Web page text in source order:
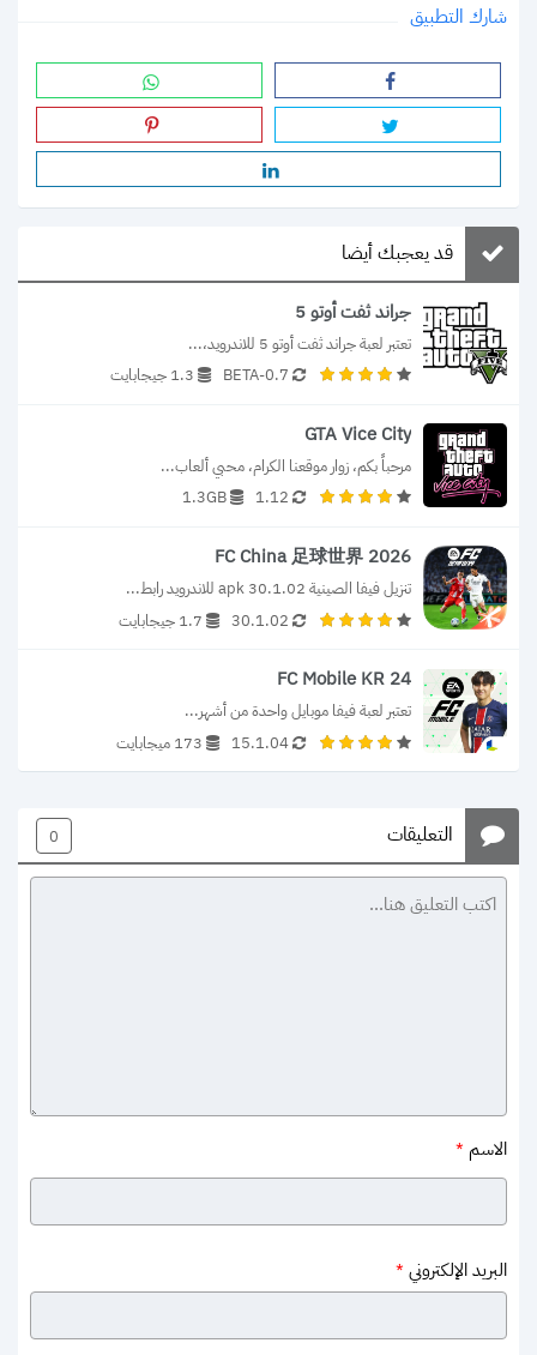
شارك التطبيق
قد يعجبك أيضا
جراند ثفت أوتو 5
تعتبر لعبة جراند ثفت أوتو 5 للاندرويد،...
0.7-BETA
1.3 جيجابايت
GTA Vice City
مرحباً بكم، زوار موقعنا الكرام، محبي ألعاب...
1.12
1.3GB
FC China 足球世界 2026
تنزيل فيفا الصينية 30.1.02 apk للاندرويد رابط...
30.1.02
1.7 جيجابايت
FC Mobile KR 24
تعتبر لعبة فيفا موبايل واحدة من أشهر...
15.1.04
173 ميجابايت
التعليقات 0
الاسم *
البريد الإلكتروني *